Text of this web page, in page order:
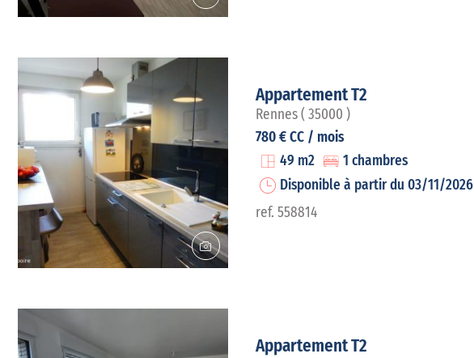
Appartement T2
Rennes ( 35000 )
780 € CC / mois
49 m2
1 chambres
Disponible à partir du 03/11/2026
ref. 558814
Appartement T2